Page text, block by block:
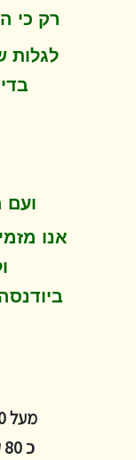
רק כי
לגלות
אנו
מעל 150 מאפשרות ומאפשרים.
כ 80 קבוצות בכל רחבי ישראל.